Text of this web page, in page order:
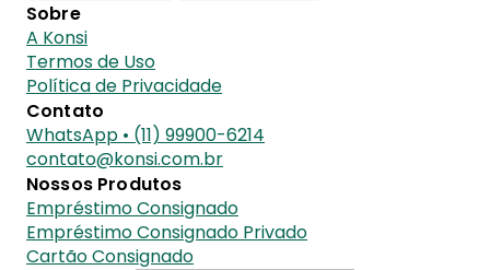
Sobre
A Konsi
Termos de Uso
Política de Privacidade
Contato
WhatsApp • (11) 99900-6214
contato@konsi.com.br
Nossos Produtos
Empréstimo Consignado
Empréstimo Consignado Privado
Cartão Consignado